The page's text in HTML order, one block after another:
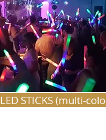
LED STICKS (multi-